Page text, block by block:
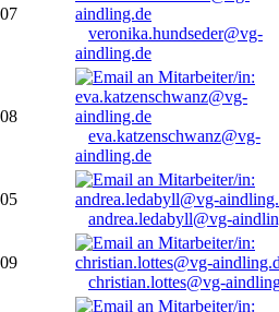
veronika.hundseder@vg-
aindling.de
eva.katzenschwanz@vg-
aindling.de
andrea.ledabyll@vg-
christian.lottes@vg-